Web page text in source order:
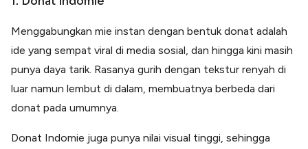
Menggabungkan mie instan dengan bentuk donat adalah
ide yang sempat viral di media sosial, dan hingga kini masih
punya daya tarik. Rasanya gurih dengan tekstur renyah di
luar namun lembut di dalam, membuatnya berbeda dari
donat pada umumnya.
Donat Indomie juga punya nilai visual tinggi, sehingga